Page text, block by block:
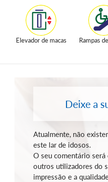
Elevador de macas Rampas
Deixe a
Atualmente, não
este lar de idosos.
O seu comentário
outros utilizadores do
impressão e a